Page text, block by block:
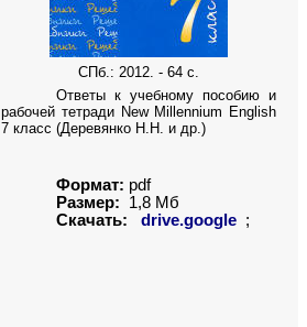
СПб.: 2012. - 64 с.
Ответы к учебному пособию и
рабочей тетради New Millennium English
7 класс (Деревянко Н.Н. и др.)
Формат: pdf
Размер:
1,8 Мб
Скачать:
drive.google ;